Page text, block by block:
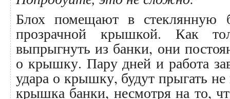
Блох помещают в стеклянную
прозрачной крышкой. Как
выпрыгнуть из банки, они
о крышку. Пару дней и работа
удара о крышку, будут прыгать
крышка банки, несмотря на то,